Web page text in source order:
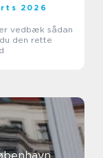
2026
sådan
den rette